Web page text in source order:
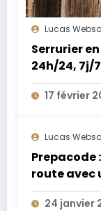
Lucas
Serrurier
24h/24, 7j/
17 février
Lucas
Prepacode
route avec
24 janvier